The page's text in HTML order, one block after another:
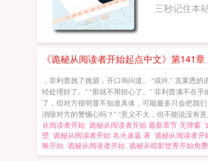
《诡秘从阅读者开始起点中文》第141章
，菲利普挑了挑眉，开口询问道。 “或许.” 克莱恩
经处理好了。” “那就不用担心了。” 菲利普满不在
了，但对方很明显不知道具体，可能最多只会把我
消除对方的警惕心吗？” “意义不大，但不能说没有
从阅读者开始 诡秘从阅读者开始 最新章节 无弹窗
壁 诡秘从阅读者开始 名火速返 著 诡秘从阅读者开
唤开始 诡秘从阅读者开始 诡秘从暗影世界开始免